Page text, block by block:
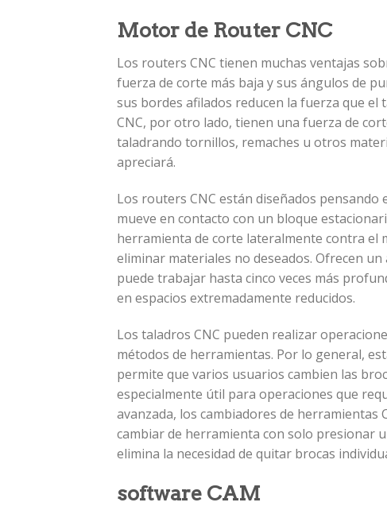
Motor de Router CNC
Los routers CNC tienen muchas ventajas
fuerza de corte más baja y sus ángulos de
sus bordes afilados reducen la fuerza que
CNC, por otro lado, tienen una fuerza de
taladrando tornillos, remaches u otros
apreciará.
Los routers CNC están diseñados
mueve en contacto con un bloque
herramienta de corte lateralmente contra
eliminar materiales no deseados. Ofrecen
puede trabajar hasta cinco veces más
en espacios extremadamente reducidos.
Los taladros CNC pueden realizar
métodos de herramientas. Por lo general,
permite que varios usuarios cambien las
especialmente útil para operaciones que
avanzada, los cambiadores de
cambiar de herramienta con solo presionar
elimina la necesidad de quitar brocas
software CAM